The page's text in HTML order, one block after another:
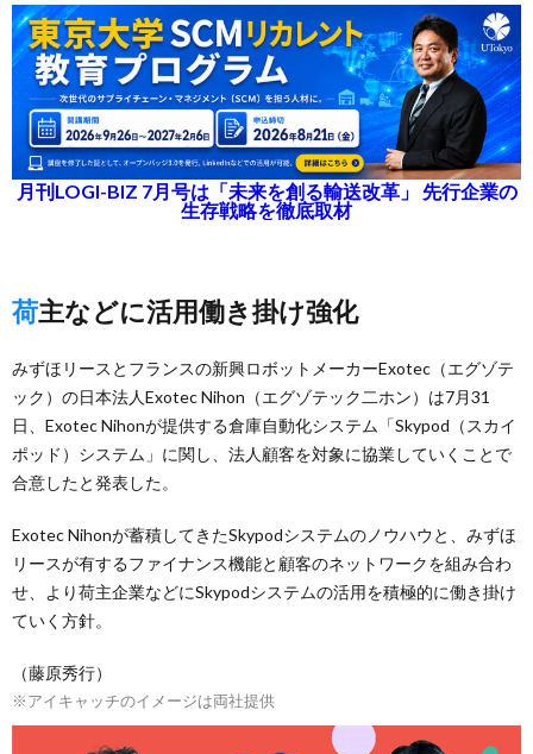
月刊LOGI-BIZ 7月号は「未来を創る輸送改革」 先行企業の
生存戦略を徹底取材
荷主などに活用働き掛け強化
みずほリースとフランスの新興ロボットメーカーExotec（エグゾテ
ック）の日本法人Exotec Nihon（エグゾテック二ホン）は7月31
日、Exotec Nihonが提供する倉庫自動化システム「Skypod（スカイ
ポッド）システム」に関し、法人顧客を対象に協業していくことで
合意したと発表した。
Exotec Nihonが蓄積してきたSkypodシステムのノウハウと、みずほ
リースが有するファイナンス機能と顧客のネットワークを組み合わ
せ、より荷主企業などにSkypodシステムの活用を積極的に働き掛け
ていく方針。
（藤原秀行）
※アイキャッチのイメージは両社提供